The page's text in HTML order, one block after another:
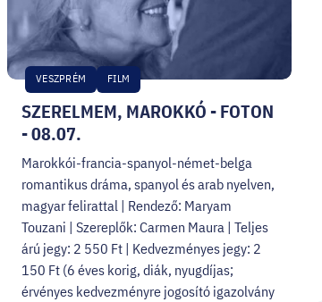
SZERELMEM, MAROKKÓ - FOTON
- 08.07.
VESZPRÉM FILM
Marokkói-francia-spanyol-német-belga
romantikus dráma, spanyol és arab nyelven,
magyar felirattal | Rendező: Maryam
Touzani | Szereplők: Carmen Maura | Teljes
árú jegy: 2 550 Ft | Kedvezményes jegy: 2
150 Ft (6 éves korig, diák, nyugdíjas;
érvényes kedvezményre jogosító igazolvány